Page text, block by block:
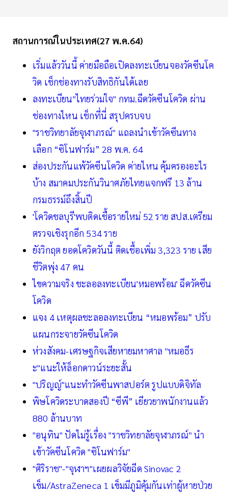
สถานการณ์ในประเทศ(27 พ.ค.64)
เริ่มแล้ววันนี้ ค่ายมือถือเปิดลงทะเบียนจองวัคซีนโค
วิด เช็กช่องทางรับสิทธิกันได้เลย
ลงทะเบียน"ไทยร่วมใจ" กทม.ฉีดวัคซีนโควิด ผ่าน
ช่องทางไหน เช็กที่นี่ สรุปครบจบ
"ราชวิทยาลัยจุฬาภรณ์" แถลงนำเข้าวัคซีนทาง
เลือก “ซิโนฟาร์ม” 28 พ.ค. 64
ส่องประกันแพ้วัคซีนโควิด ค่ายไหน คุ้มครองอะไร
บ้าง สมาคมประกันวินาศภัยไทยแจกฟรี 13 ล้าน
กรมธรรม์ถึงสิ้นปี
'โควิดชลบุรี'พบติดเชื้อรายใหม่ 52 ราย สปส.เตรียม
ตรวจเชิงรุกอีก 534 ราย
ยังวิกฤต ยอดโควิดวันนี้ ติดเชื้อเพิ่ม 3,323 ราย เสีย
ชีวิตพุ่ง 47 คน
ไขความจริง ชะลอลงทะเบียน'หมอพร้อม' ฉีดวัคซีน
โควิด
แจง 4 เหตุผลชะลอลงทะเบียน “หมอพร้อม” ปรับ
แผนกระจายวัคซีนโควิด
ห่วงสังคม-เศรษฐกิจเสียหายมหาศาล "หมอธีร
ะ"แนะให้ล็อกดาวน์ระยะสั้น
"ปริญญ์"แนะทำวัคซีนพาสปอร์ต รูปแบบดิจิทัล
พิษโควิดระบาดสองปี “ซีพี” เยียวยาพนักงานแล้ว
880 ล้านบาท
"อนุทิน" ปัดไม่รู้เรื่อง "ราชวิทยาลัยจุฬาภรณ์" นำ
เข้าวัคซีนโควิด "ซิโนฟาร์ม"
"ศิริราช"-"จุฬาฯ"เผยผลวิจัยฉีด Sinovac 2
เข็ม/AstraZeneca 1 เข็มมีภูมิคุ้มกันเท่าผู้หายป่วย